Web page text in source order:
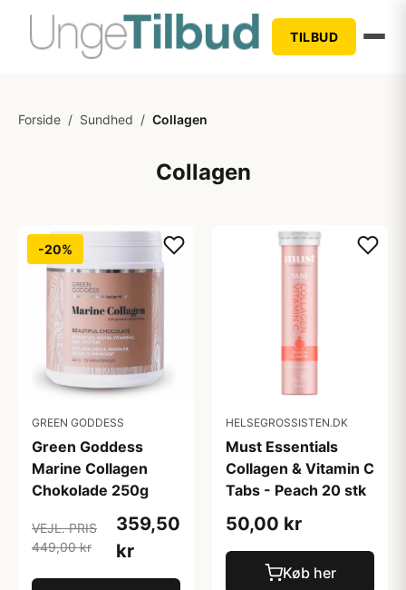
TILBUD
Forside / Sundhed / Collagen
Collagen
-20%
GREEN GODDESS
Green Goddess
Marine Collagen
Chokolade 250g
VEJL. PRIS
449,00 kr
359,50
kr
HELSEGROSSISTEN.DK
Must Essentials
Collagen & Vitamin C
Tabs - Peach 20 stk
50,00 kr
Køb her